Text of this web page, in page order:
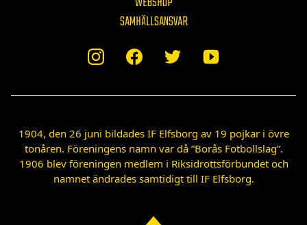
SAMHÄLLSANSVAR
1904, den 26 juni bildades IF Elfsborg av 19 pojkar i övre
tonåren. Föreningens namn var då ”Borås Fotbollslag”.
1906 blev föreningen medlem i Riksidrottsförbundet och
namnet ändrades samtidigt till IF Elfsborg.